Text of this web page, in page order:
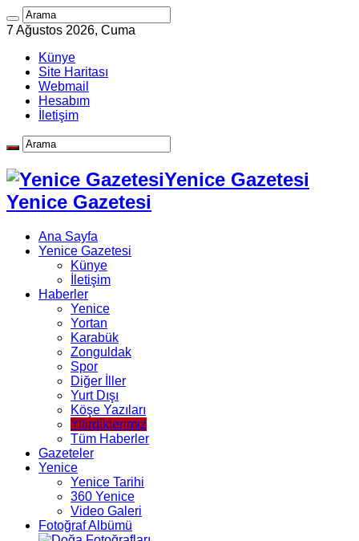
7 Ağustos 2026, Cuma
Künye
Site Haritası
Webmail
Hesabım
İletişim
Yenice Gazetesi
Yenice Gazetesi
Ana Sayfa
Yenice Gazetesi
Künye
İletişim
Haberler
Yenice
Yortan
Karabük
Zonguldak
Spor
Diğer İller
Yurt Dışı
Köşe Yazıları
Yitirdiklerimiz
Tüm Haberler
Gazeteler
Yenice
Yenice Tarihi
360 Yenice
Video Galeri
Fotoğraf Albümü